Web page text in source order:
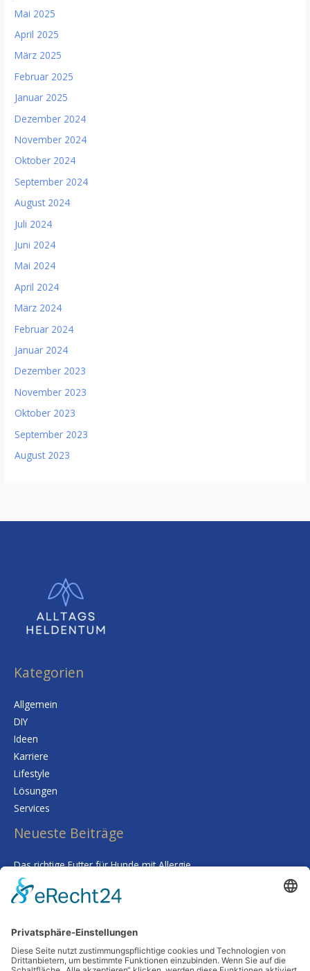
Mai 2025
April 2025
März 2025
Februar 2025
Januar 2025
Dezember 2024
November 2024
Oktober 2024
September 2024
August 2024
Juli 2024
Juni 2024
Mai 2024
April 2024
März 2024
Februar 2024
Januar 2024
Dezember 2023
November 2023
Oktober 2023
September 2023
August 2023
Kategorien
Allgemein
DIY
Ideen
Karriere
Lifestyle
Lösungen
Services
Neueste Beiträge
Das richtige Futter für Hunde mit Allergie
Kalk im Trinkwasser: Warum Sie sich keine Sorgen um Ihre
Gesundheit machen müssen
Routineaufgaben plötzlich kaum noch Zeit kosten
Deine Haut als Spiegel: Warum Tiefenreinigung und gezielte